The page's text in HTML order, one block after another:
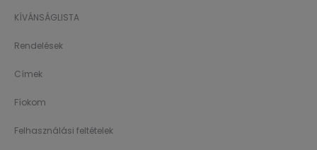
KÍVÁNSÁGLISTA
Rendelések
Címek
Fíokom
Felhasználási feltételek